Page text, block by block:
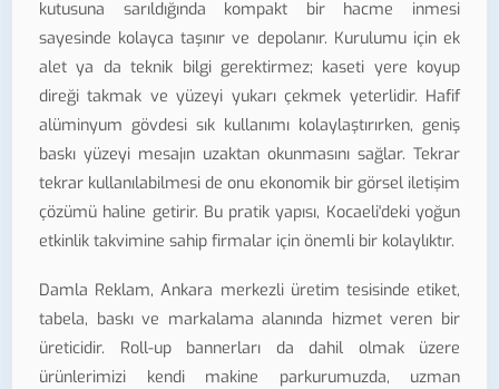
kutusuna sarıldığında kompakt bir hacme inmesi
sayesinde kolayca taşınır ve depolanır. Kurulumu için ek
alet ya da teknik bilgi gerektirmez; kaseti yere koyup
direği takmak ve yüzeyi yukarı çekmek yeterlidir. Hafif
alüminyum gövdesi sık kullanımı kolaylaştırırken, geniş
baskı yüzeyi mesajın uzaktan okunmasını sağlar. Tekrar
tekrar kullanılabilmesi de onu ekonomik bir görsel iletişim
çözümü haline getirir. Bu pratik yapısı, Kocaeli'deki yoğun
etkinlik takvimine sahip firmalar için önemli bir kolaylıktır.
Damla Reklam, Ankara merkezli üretim tesisinde etiket,
tabela, baskı ve markalama alanında hizmet veren bir
üreticidir. Roll-up bannerları da dahil olmak üzere
ürünlerimizi kendi makine parkurumuzda, uzman